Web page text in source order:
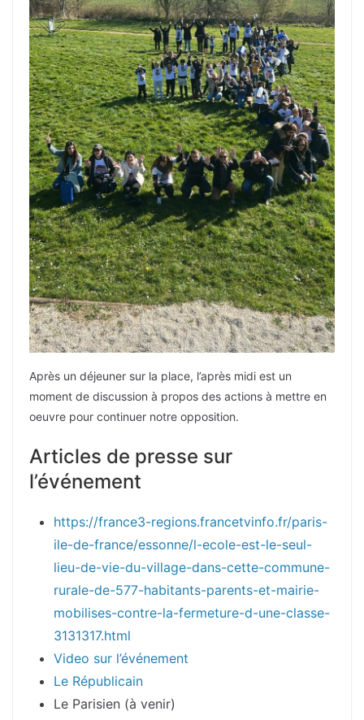
Après un déjeuner sur la place, l’après midi est un
moment de discussion à propos des actions à mettre en
oeuvre pour continuer notre opposition.
Articles de presse sur
l’événement
https://france3-regions.francetvinfo.fr/paris-
ile-de-france/essonne/l-ecole-est-le-seul-
lieu-de-vie-du-village-dans-cette-commune-
rurale-de-577-habitants-parents-et-mairie-
mobilises-contre-la-fermeture-d-une-classe-
3131317.html
Video sur l’événement
Le Républicain
Le Parisien (à venir)